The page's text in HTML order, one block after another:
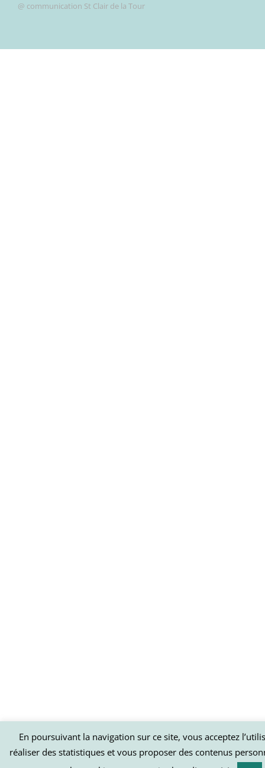
@ communication St Clair de la Tour
En poursuivant la navigation sur ce site, vous acceptez
réaliser des statistiques et vous proposer des contenus